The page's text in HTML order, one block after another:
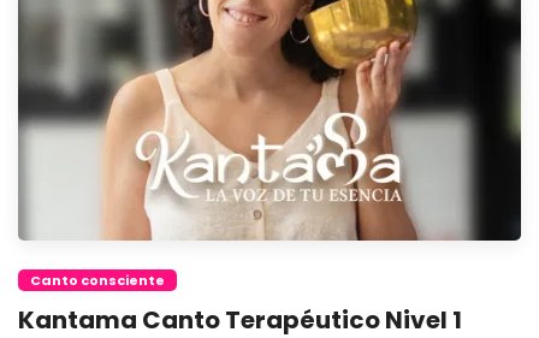
Canto consciente
Kantama Canto Terapéutico Nivel 1